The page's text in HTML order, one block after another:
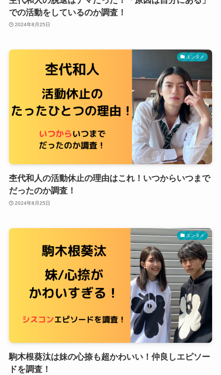
での活動をしているのか調査！
2024年8月25日
エンタメ
杢代和人の活動休止の理由はこれ！いつからいつまで
だったのか調査！
2024年8月25日
エンタメ
駒木根葵汰は妹の心捺も超かわいい！仲良しエピソー
ドを調査！